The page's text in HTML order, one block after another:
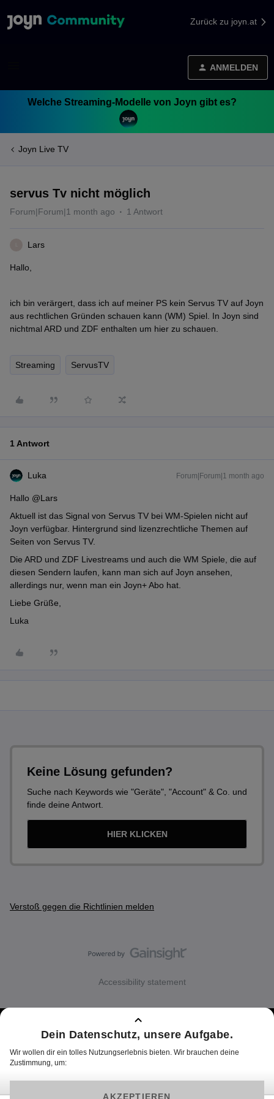
Zurück zu joyn.at
ANMELDEN
Welche Streaming-Modelle von Joyn gibt es?
Joyn Live TV
servus Tv nicht möglich
Forum|Forum|1 month ago 1 Antwort
Lars
Hallo,
ich bin verärgert, dass ich auf meiner PS kein Servus TV auf Joyn
aus rechtlichen Gründen schauen kann (WM) Spiel. In Joyn sind
nichtmal ARD und ZDF enthalten um hier zu schauen.
Streaming ServusTV
1 Antwort
Luka Forum|Forum|1 month ago
Hallo ​ @Lars
Aktuell ist das Signal von Servus TV bei WM-Spielen nicht auf
Joyn verfügbar. Hintergrund sind lizenzrechtliche Themen auf
Seiten von Servus TV.
Die ARD und ZDF Livestreams und auch die WM Spiele, die auf
diesen Sendern laufen, kann man sich auf Joyn ansehen,
allerdings nur, wenn man ein Joyn+ Abo hat.
Liebe Grüße,
Luka
Keine Lösung gefunden?
Suche nach Keywords wie "Geräte", "Account" & Co. und
finde deine Antwort.
HIER KLICKEN
Verstoß gegen die Richtlinien melden
Accessibility statement
Impressum